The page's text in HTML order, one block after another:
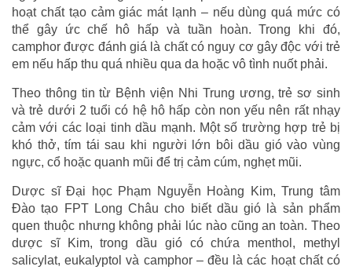
hoạt chất tạo cảm giác mát lạnh – nếu dùng quá mức có
thể gây ức chế hô hấp và tuần hoàn. Trong khi đó,
camphor được đánh giá là chất có nguy cơ gây độc với trẻ
em nếu hấp thu quá nhiều qua da hoặc vô tình nuốt phải.
Theo thông tin từ Bệnh viện Nhi Trung ương, trẻ sơ sinh
và trẻ dưới 2 tuổi có hệ hô hấp còn non yếu nên rất nhạy
cảm với các loại tinh dầu mạnh. Một số trường hợp trẻ bị
khó thở, tím tái sau khi người lớn bôi dầu gió vào vùng
ngực, cổ hoặc quanh mũi để trị cảm cúm, nghẹt mũi.
Dược sĩ Đại học Phạm Nguyễn Hoàng Kim, Trung tâm
Đào tạo FPT Long Châu cho biết dầu gió là sản phẩm
quen thuộc nhưng không phải lúc nào cũng an toàn. Theo
dược sĩ Kim, trong dầu gió có chứa menthol, methyl
salicylat, eukalyptol và camphor – đều là các hoạt chất có